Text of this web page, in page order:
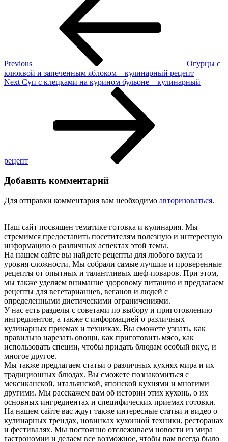
шпинатом
рецепт
Previous
Огурцы с
клюквой и запеченным яблоком – кулинарный рецепт
Next
Next Суп с клецками на курином бульоне – кулинарный
рецепт
Добавить комментарий
Для отправки комментария вам необходимо авторизоваться.
Наш сайт посвящен тематике готовка и кулинария. Мы
стремимся предоставить посетителям полезную и интересную
информацию о различных аспектах этой темы.
На нашем сайте вы найдете рецепты для любого вкуса и
уровня сложности. Мы собрали самые лучшие и проверенные
рецепты от опытных и талантливых шеф-поваров. При этом,
мы также уделяем внимание здоровому питанию и предлагаем
рецепты для вегетарианцев, веганов и людей с
определенными диетическими ограничениями.
У нас есть разделы с советами по выбору и приготовлению
ингредиентов, а также с информацией о различных
кулинарных приемах и техниках. Вы сможете узнать, как
правильно нарезать овощи, как приготовить мясо, как
использовать специи, чтобы придать блюдам особый вкус, и
многое другое.
Мы также предлагаем статьи о различных кухнях мира и их
традиционных блюдах. Вы сможете познакомиться с
мексиканской, итальянской, японской кухнями и многими
другими. Мы расскажем вам об истории этих кухонь, о их
основных ингредиентах и специфических приемах готовки.
На нашем сайте вас ждут также интересные статьи и видео о
кулинарных трендах, новинках кухонной техники, ресторанах
и фестивалях. Мы постоянно отслеживаем новости из мира
гастрономии и делаем все возможное, чтобы вам всегда было